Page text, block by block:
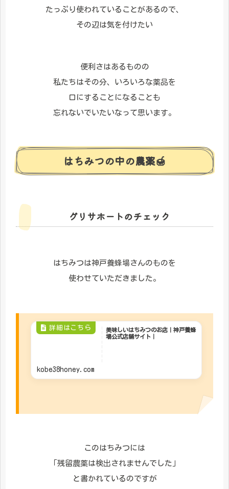
たっぷり使われていることがあるので、
その辺は気を付けたい
便利さはあるものの
私たちはその分、いろいろな薬品を
口にすることになることも
忘れないでいたいなって思います。
はちみつの中の農薬🍯
グリサホートのチェック
はちみつは神戸養蜂場さんのものを
使わせていただきました。
美味しいはちみつのお店｜神戸養蜂
場公式店舗サイト｜
kobe38honey.com
このはちみつには
「残留農薬は検出されませんでした」
と書かれているのですが